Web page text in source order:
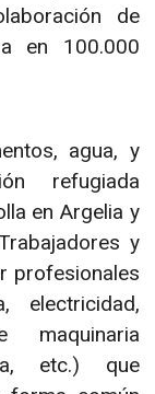
de
en 100.000
agua, y
refugiada
en Argelia y
y
profesionales
electricidad,
maquinaria
etc.) que